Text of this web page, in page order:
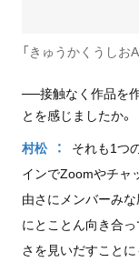
「きゅうかくうしお
──接触なく作品を
とを感じましたか。
村松
それも1つ
インでZoomやチャ
由さにメンバーみ
にとことん向き合
さを見いだすことに